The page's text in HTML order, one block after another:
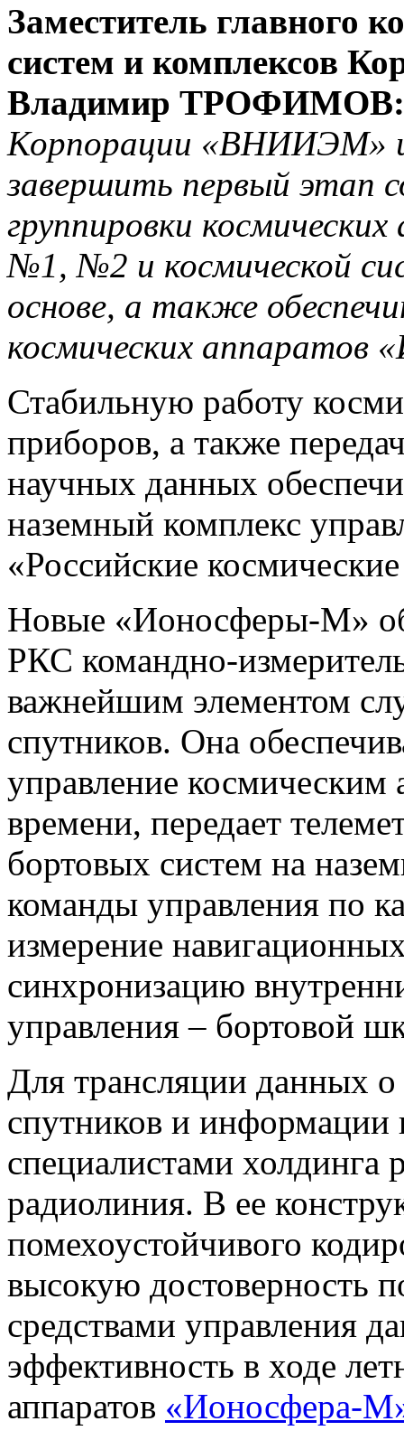
Заместитель главного
систем и комплексов
Владимир
Корпорации «ВНИИЭМ»
завершить первый этап
группировки
№1, №2 и космической
основе, а также
космических
Стабильную работу
приборов, а также
научных данных
наземный комплекс
«Российские
Новые «Ионосферы-М»
РКС командно-
важнейшим элементом
спутников. Она
управление космическим
времени, передает
бортовых систем на
команды управления по
измерение
синхронизацию
управления – бортовой
Для трансляции данных
спутников и информации
специалистами холдинга
радиолиния. В ее
помехоустойчивого
высокую достоверность
средствами управления
эффективность в ходе
аппаратов «Ионосфера-